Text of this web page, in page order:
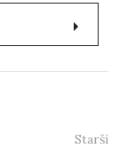
Starší